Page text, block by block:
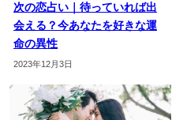
次の恋占い｜待っていれば出
会える？今あなたを好きな運
命の異性
2023年12月3日